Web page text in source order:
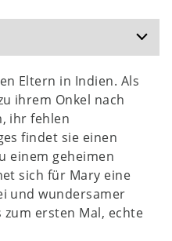
Eltern in Indien. Als
ihrem Onkel nach
ihr fehlen
findet sie einen
einem geheimen
sich für Mary eine
und wundersamer
zum ersten Mal, echte